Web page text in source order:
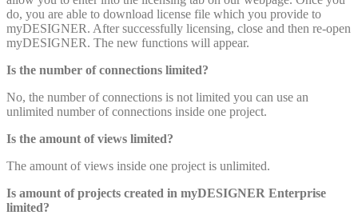
do, you are able to download license file which you provide to
myDESIGNER. After successfully licensing, close and then re-open
myDESIGNER. The new functions will appear.
Is the number of connections limited?
No, the number of connections is not limited you can use an
unlimited number of connections inside one project.
Is the amount of views limited?
The amount of views inside one project is unlimited.
Is amount of projects created in myDESIGNER Enterprise
limited?